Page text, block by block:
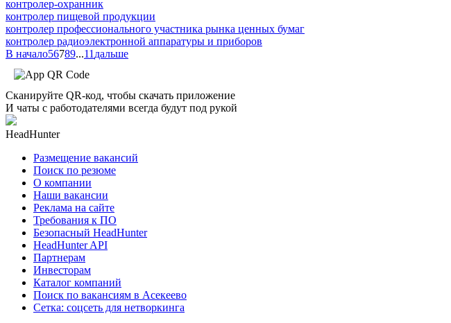
контролер-охранник
контролер пищевой продукции
контролер профессионального участника рынка ценных бумаг
контролер радиоэлектронной аппаратуры и приборов
В начало56789...11 дальше
Сканируйте QR-код, чтобы скачать приложение
И чаты с работодателями всегда будут под рукой
HeadHunter
Размещение вакансий
Поиск по резюме
О компании
Наши вакансии
Реклама на сайте
Требования к ПО
Безопасный HeadHunter
HeadHunter API
Партнерам
Инвесторам
Каталог компаний
Поиск по вакансиям в Асекеево
Сетка: соцсеть для нетворкинга